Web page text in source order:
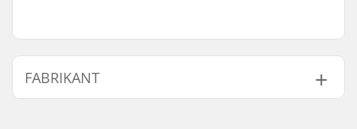
FABRIKANT